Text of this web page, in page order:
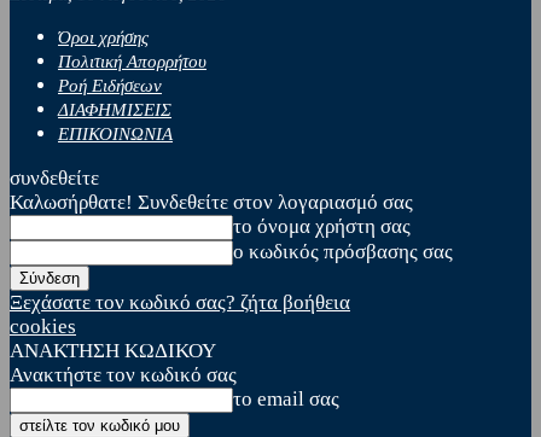
Όροι χρήσης
Πολιτική Απορρήτου
Ροή Ειδήσεων
ΔΙΑΦΗΜΙΣΕΙΣ
ΕΠΙΚΟΙΝΩΝΙΑ
συνδεθείτε
Καλωσήρθατε! Συνδεθείτε στον λογαριασμό σας
το όνομα χρήστη σας
ο κωδικός πρόσβασης σας
Ξεχάσατε τον κωδικό σας? ζήτα βοήθεια
cookies
ΑΝΑΚΤΗΣΗ ΚΩΔΙΚΟΥ
Ανακτήστε τον κωδικό σας
το email σας